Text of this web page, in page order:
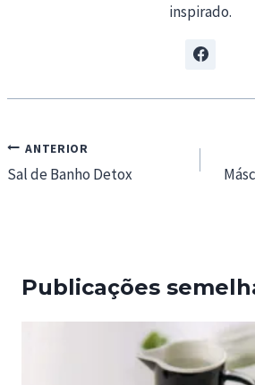
inspirado.
Navegação
de
ANTERIOR
Sal de Banho Detox
Publicações